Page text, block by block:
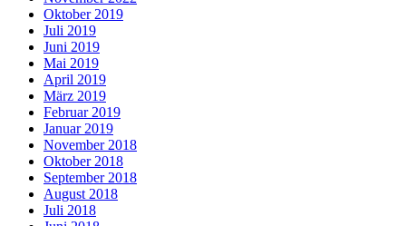
Oktober 2019
Juli 2019
Juni 2019
Mai 2019
April 2019
März 2019
Februar 2019
Januar 2019
November 2018
Oktober 2018
September 2018
August 2018
Juli 2018